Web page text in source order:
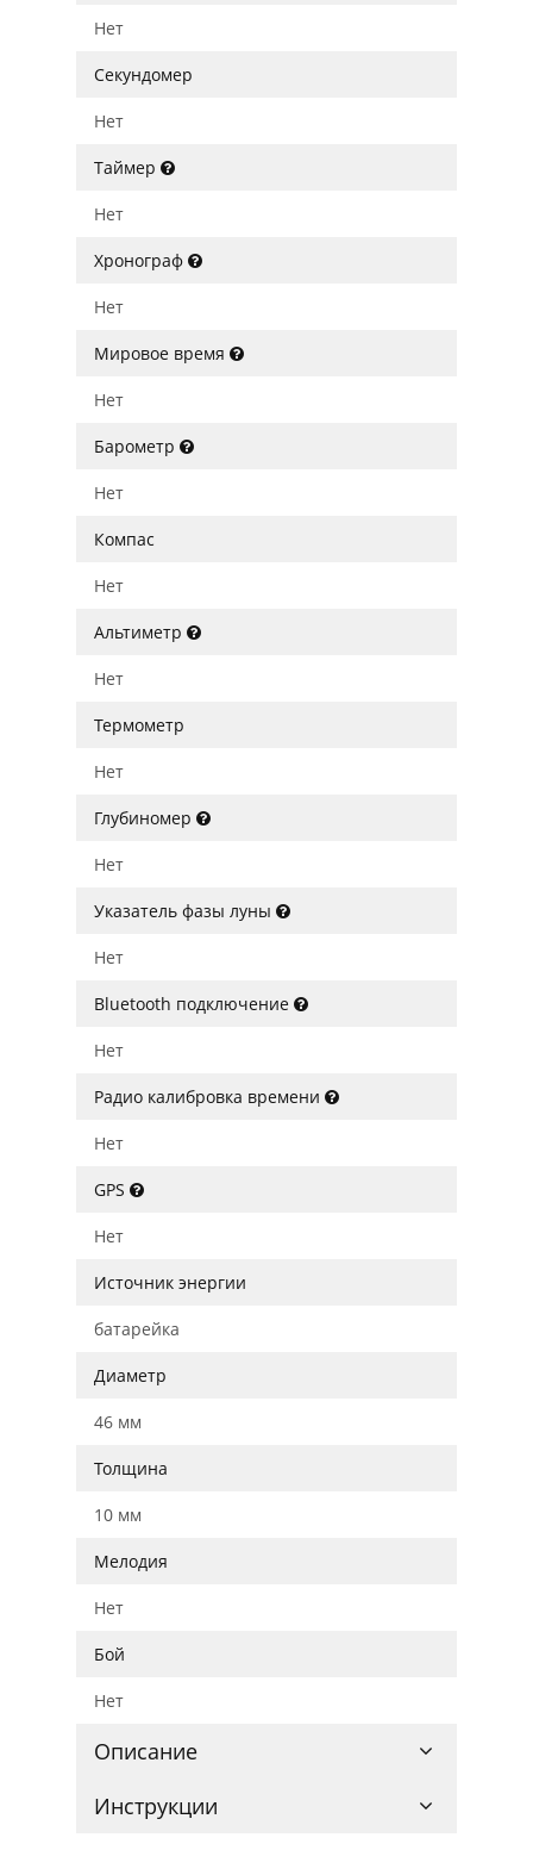
Нет
Секундомер
Нет
Таймер
Нет
Хронограф
Нет
Мировое время
Нет
Барометр
Нет
Компас
Нет
Альтиметр
Нет
Термометр
Нет
Глубиномер
Нет
Указатель фазы луны
Нет
Bluetooth подключение
Нет
Радио калибровка времени
Нет
GPS
Нет
Источник энергии
батарейка
Диаметр
46 мм
Толщина
10 мм
Мелодия
Нет
Бой
Нет
Описание
Инструкции